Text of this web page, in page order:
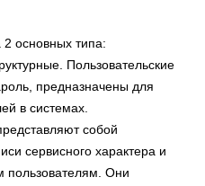
основных типа:
Пользовательские
предназначены для
в системах.
собой
сервисного характера и
пользователям. Они